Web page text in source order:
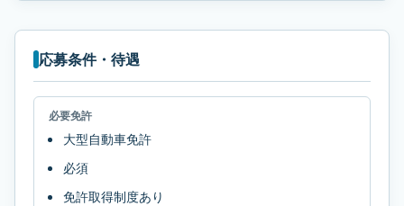
応募条件・待遇
必要免許
大型自動車免許
必須
免許取得制度あり